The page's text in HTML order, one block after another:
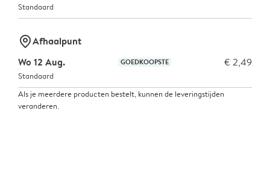
Standaard
marker-pinAfhaalpunt
Wo 12 Aug.
GOEDKOOPSTE € 2,49
Standaard
Als je meerdere producten bestelt, kunnen de leveringstijden
veranderen.